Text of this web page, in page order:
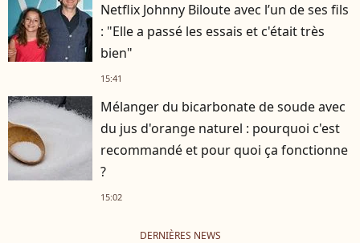
Netflix Johnny Biloute avec l’un de ses fils
: "Elle a passé les essais et c'était très
bien"
15:41
Mélanger du bicarbonate de soude avec
du jus d'orange naturel : pourquoi c'est
recommandé et pour quoi ça fonctionne
?
15:02
DERNIÈRES NEWS